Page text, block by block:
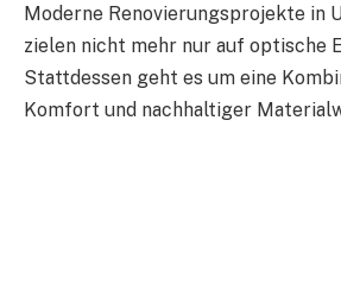
Moderne Renovierungsprojekte in
zielen nicht mehr nur auf optische
Stattdessen geht es um eine
Komfort und nachhaltiger